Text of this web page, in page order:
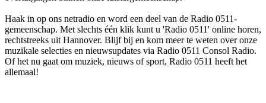
Haak in op ons netradio en word een deel van de Radio 0511-
gemeenschap. Met slechts één klik kunt u 'Radio 0511' online horen,
rechtstreeks uit Hannover. Blijf bij en kom meer te weten over onze
muzikale selecties en nieuwsupdates via Radio 0511 Consol Radio.
Of het nu gaat om muziek, nieuws of sport, Radio 0511 heeft het
allemaal!